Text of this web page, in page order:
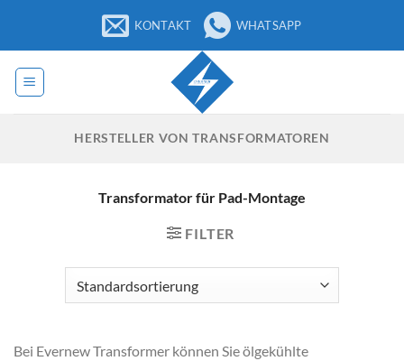
springen
KONTAKT WHATSAPP
HERSTELLER VON TRANSFORMATOREN
Transformator für Pad-Montage
FILTER
Bei Evernew Transformer können Sie ölgekühlte